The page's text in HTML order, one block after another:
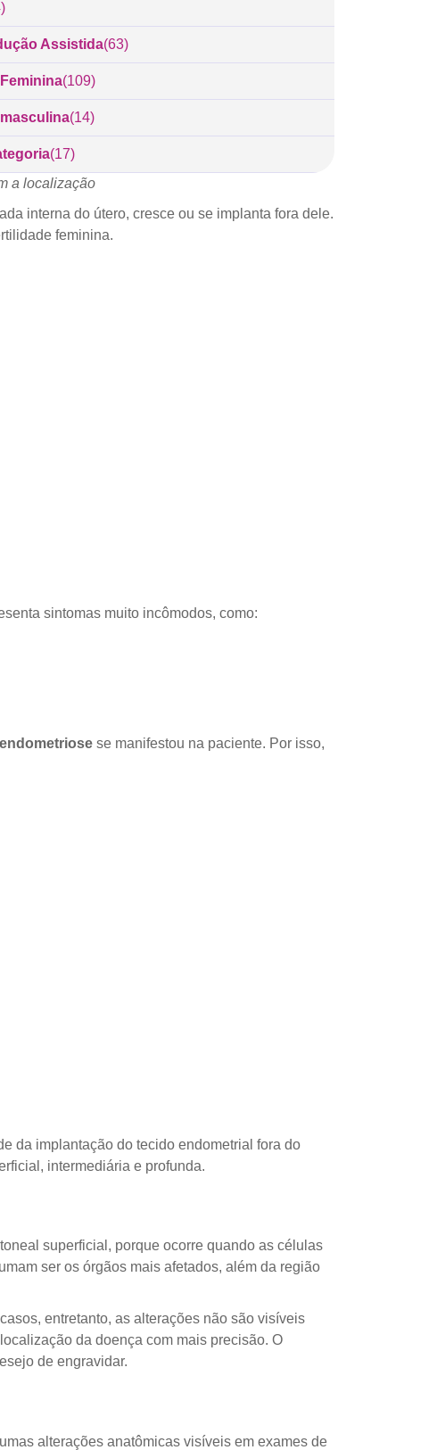
Assistida(63)
(109)
(14)
(17)
a localização
interna do útero, cresce ou se implanta fora dele.
feminina.
sintomas muito incômodos, como:
se manifestou na paciente. Por isso,
da implantação do tecido endometrial fora do
intermediária e profunda.
superficial, porque ocorre quando as células
ser os órgãos mais afetados, além da região
entretanto, as alterações não são visíveis
da doença com mais precisão. O
de engravidar.
alterações anatômicas visíveis em exames de